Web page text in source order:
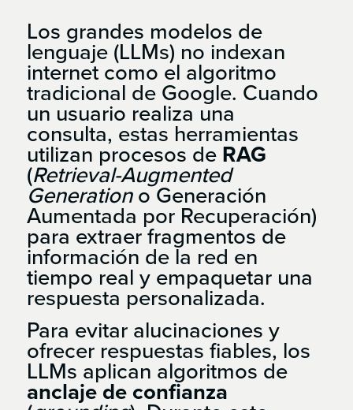
Los grandes modelos de
lenguaje (LLMs) no indexan
internet como el algoritmo
tradicional de Google. Cuando
un usuario realiza una
consulta, estas herramientas
utilizan procesos de RAG
(Retrieval-Augmented
Generationo Generación
Aumentada por Recuperación)
para extraer fragmentos de
información de la red en
tiempo real y empaquetar una
respuesta personalizada.
Para evitar alucinaciones y
ofrecer respuestas fiables, los
LLMs aplican algoritmos de
anclaje de confianza